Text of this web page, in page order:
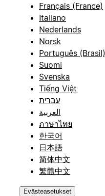
Français (France)
Italiano
Nederlands
Norsk
Português (Brasil)
Suomi
Svenska
Tiếng Việt
עברית
العربية
ภาษาไทย
한국어
日本語
简体中文
繁體中文
Evästeasetukset